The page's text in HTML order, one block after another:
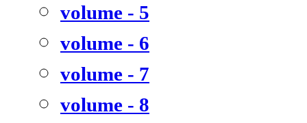
volume - 5
volume - 6
volume - 7
volume - 8